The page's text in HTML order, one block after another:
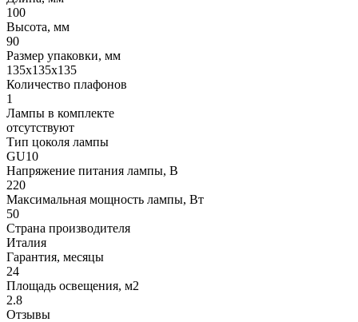
100
Высота, мм
90
Размер упаковки, мм
135x135x135
Количество плафонов
1
Лампы в комплекте
отсутствуют
Тип цоколя лампы
GU10
Напряжение питания лампы, В
220
Максимальная мощность лампы, Вт
50
Страна производителя
Италия
Гарантия, месяцы
24
Площадь освещения, м2
2.8
Отзывы